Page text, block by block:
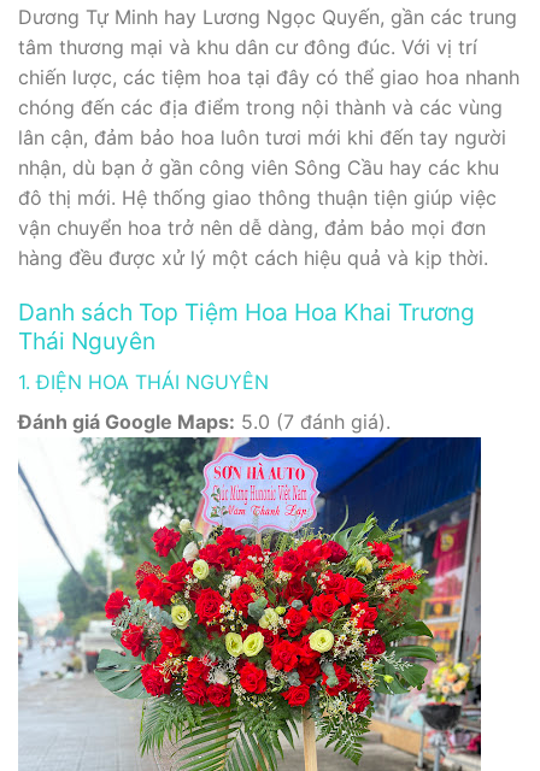
Dương Tự Minh hay Lương Ngọc Quyến, gần các trung
tâm thương mại và khu dân cư đông đúc. Với vị trí
chiến lược, các tiệm hoa tại đây có thể giao hoa nhanh
chóng đến các địa điểm trong nội thành và các vùng
lân cận, đảm bảo hoa luôn tươi mới khi đến tay người
nhận, dù bạn ở gần công viên Sông Cầu hay các khu
đô thị mới. Hệ thống giao thông thuận tiện giúp việc
vận chuyển hoa trở nên dễ dàng, đảm bảo mọi đơn
hàng đều được xử lý một cách hiệu quả và kịp thời.
Danh sách Top Tiệm Hoa Hoa Khai Trương
Thái Nguyên
1. ĐIỆN HOA THÁI NGUYÊN
Đánh giá Google Maps: 5.0 (7 đánh giá).